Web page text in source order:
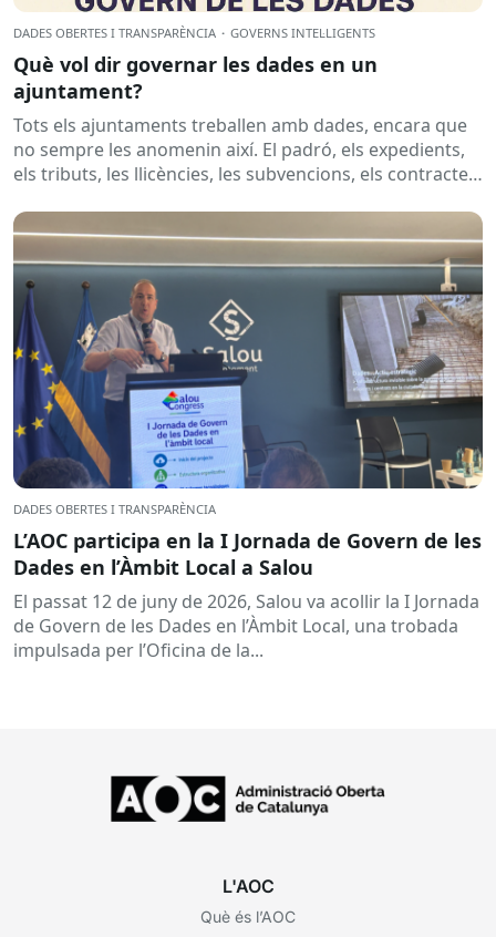
DADES OBERTES I TRANSPARÈNCIA · GOVERNS INTEL·LIGENTS
Què vol dir governar les dades en un
ajuntament?
Tots els ajuntaments treballen amb dades, encara que
no sempre les anomenin així. El padró, els expedients,
els tributs, les llicències, les subvencions, els contractes,
DADES OBERTES I TRANSPARÈNCIA
L’AOC participa en la I Jornada de Govern de les
Dades en l’Àmbit Local a Salou
El passat 12 de juny de 2026, Salou va acollir la I Jornada
de Govern de les Dades en l’Àmbit Local, una trobada
impulsada per l’Oficina de la...
L'AOC
Què és l’AOC